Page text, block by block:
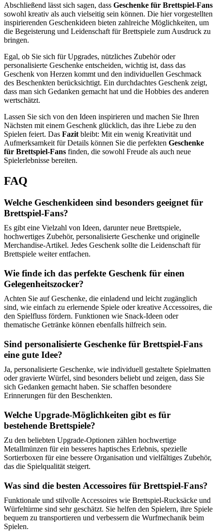
Abschließend lässt sich sagen, dass Geschenke für Brettspiel-Fans
sowohl kreativ als auch vielseitig sein können. Die hier vorgestellten
inspirierenden Geschenkideen bieten zahlreiche Möglichkeiten, um
die Begeisterung und Leidenschaft für Brettspiele zum Ausdruck zu
bringen.
Egal, ob Sie sich für Upgrades, nützliches Zubehör oder
personalisierte Geschenke entscheiden, wichtig ist, dass das
Geschenk von Herzen kommt und den individuellen Geschmack
des Beschenkten berücksichtigt. Ein durchdachtes Geschenk zeigt,
dass man sich Gedanken gemacht hat und die Hobbies des anderen
wertschätzt.
Lassen Sie sich von den Ideen inspirieren und machen Sie Ihren
Nächsten mit einem Geschenk glücklich, das ihre Liebe zu den
Spielen feiert. Das Fazit bleibt: Mit ein wenig Kreativität und
Aufmerksamkeit für Details können Sie die perfekten Geschenke
für Brettspiel-Fans finden, die sowohl Freude als auch neue
Spielerlebnisse bereiten.
FAQ
Welche Geschenkideen sind besonders geeignet für
Brettspiel-Fans?
Es gibt eine Vielzahl von Ideen, darunter neue Brettspiele,
hochwertiges Zubehör, personalisierte Geschenke und originelle
Merchandise-Artikel. Jedes Geschenk sollte die Leidenschaft für
Brettspiele weiter entfachen.
Wie finde ich das perfekte Geschenk für einen
Gelegenheitszocker?
Achten Sie auf Geschenke, die einladend und leicht zugänglich
sind, wie einfach zu erlernende Spiele oder kreative Accessoires, die
den Spielfluss fördern. Funktionen wie Snack-Ideen oder
thematische Getränke können ebenfalls hilfreich sein.
Sind personalisierte Geschenke für Brettspiel-Fans
eine gute Idee?
Ja, personalisierte Geschenke, wie individuell gestaltete Spielmatten
oder gravierte Würfel, sind besonders beliebt und zeigen, dass Sie
sich Gedanken gemacht haben. Sie schaffen besondere
Erinnerungen für den Beschenkten.
Welche Upgrade-Möglichkeiten gibt es für
bestehende Brettspiele?
Zu den beliebten Upgrade-Optionen zählen hochwertige
Metallmünzen für ein besseres haptisches Erlebnis, spezielle
Sortierboxen für eine bessere Organisation und vielfältiges Zubehör,
das die Spielqualität steigert.
Was sind die besten Accessoires für Brettspiel-Fans?
Funktionale und stilvolle Accessoires wie Brettspiel-Rucksäcke und
Würfeltürme sind sehr geschätzt. Sie helfen den Spielern, ihre Spiele
bequem zu transportieren und verbessern die Wurfmechanik beim
Spielen.